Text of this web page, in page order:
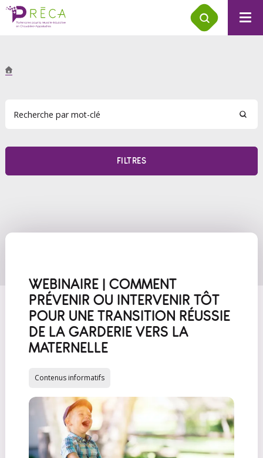
FILTRES
WEBINAIRE | COMMENT
PRÉVENIR OU INTERVENIR TÔT
POUR UNE TRANSITION RÉUSSIE
DE LA GARDERIE VERS LA
MATERNELLE
Contenus informatifs